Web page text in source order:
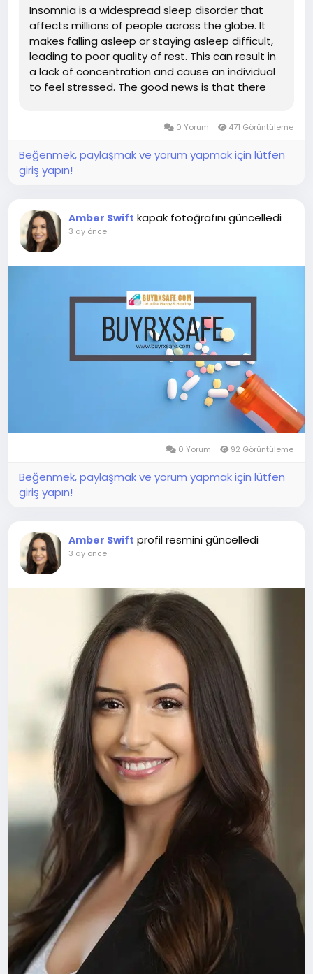
Insomnia is a widespread sleep disorder that
affects millions of people across the globe. It
makes falling asleep or staying asleep difficult,
leading to poor quality of rest. This can result in
a lack of concentration and cause an individual
to feel stressed. The good news is that there
0 Yorum 471 Görüntüleme
Beğenmek, paylaşmak ve yorum yapmak için lütfen
giriş yapın!
Amber Swift kapak fotoğrafını güncelledi
3 ay önce
0 Yorum 92 Görüntüleme
Beğenmek, paylaşmak ve yorum yapmak için lütfen
giriş yapın!
Amber Swift profil resmini güncelledi
3 ay önce